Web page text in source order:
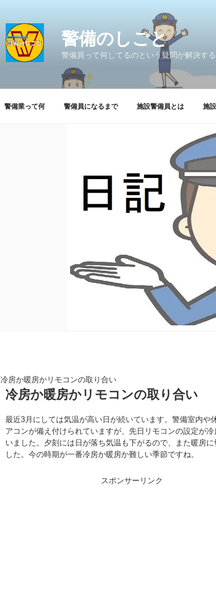
警備のしごと
警備員って何してるのという疑問が解決する
警備業って何 警備員になるまで 施設警備員とは 施
冷房か暖房かリモコンの取り合い
冷房か暖房かリモコンの取り合い
最近3月にしては気温が高い日が続いています。警備室内や
アコンが備え付けられていますが、先日リモコンの設定が冷
いました。夕刻には日が落ち気温も下がるので、また暖房に
した。今の時期が一番冷房か暖房か難しい季節ですね。
スポンサーリンク